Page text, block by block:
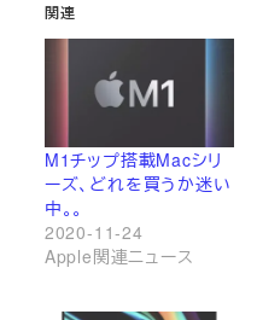
関連
M1チップ搭載Macシリ
ーズ、どれを買うか迷い
中。。
2020-11-24
Apple関連ニュース